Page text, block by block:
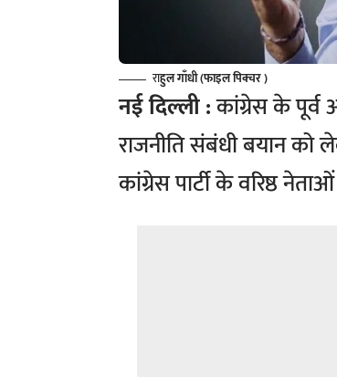
राहुल गाँधी (फाइल पिक्चर )
नई दिल्ली :कांग्रेस के पूर्व
राजनीति संबंधी बयान को
कांग्रेस पार्टी के वरिष्ठ